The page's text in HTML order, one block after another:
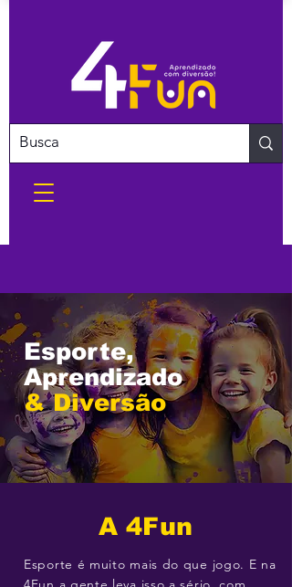
Esporte,
Aprendizado
& Diversão
A 4Fun
Esporte é muito mais do que jogo. E na